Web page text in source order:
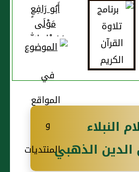
أَبُو رَافِعٍ
مَوْلَى
رَسُوْلِ اللهِ
-صَلَّى اللهُ
عَلَيْهِ وَسَلَّمَ-
(ع)
النبلاء
الذهبي